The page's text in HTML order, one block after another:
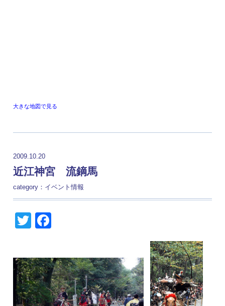
大きな地図で見る
2009.10.20
近江神宮 流鏑馬
category： イベント情報
Twitter